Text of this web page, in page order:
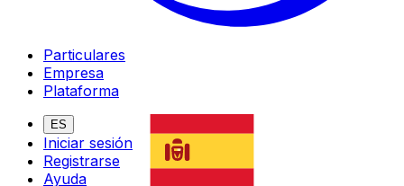
Particulares
Empresa
Plataforma
ES
Iniciar sesión
Registrarse
Ayuda